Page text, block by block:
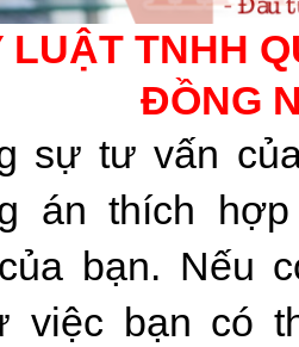
LUẬT TNHH
ĐỒNG
sự tư vấn
án thích
bạn. Nếu
việc bạn có